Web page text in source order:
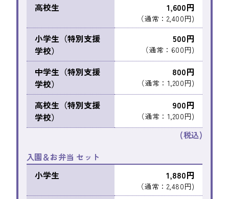
高校生 1,600円
（通常：2,400円)
小学生（特別支援
学校）
500円
（通常：600円)
中学生（特別支援
学校）
800円
（通常：1,200円)
高校生（特別支援
学校）
900円
（通常：1,200円)
(税込)
入園＆お弁当 セット
小学生 1,880円
（通常：2,480円)